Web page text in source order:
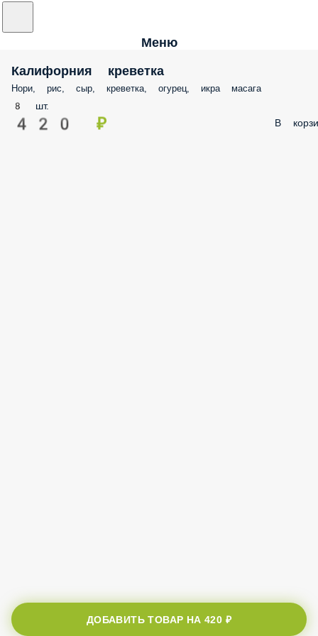
Меню
Калифорния креветка
Нори, рис, сыр, креветка, огурец, икра масага
8 шт.
420 ₽ В
ДОБАВИТЬ ТОВАР НА420 ₽